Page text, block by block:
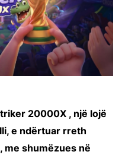
20000X , një lojë
e ndërtuar rreth
me shumëzues në